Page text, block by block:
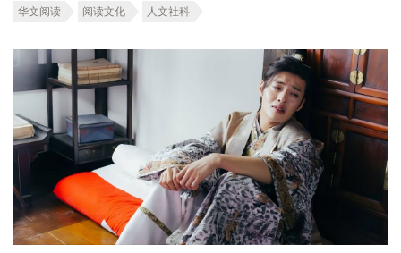
华文阅读 阅读文化 人文社科